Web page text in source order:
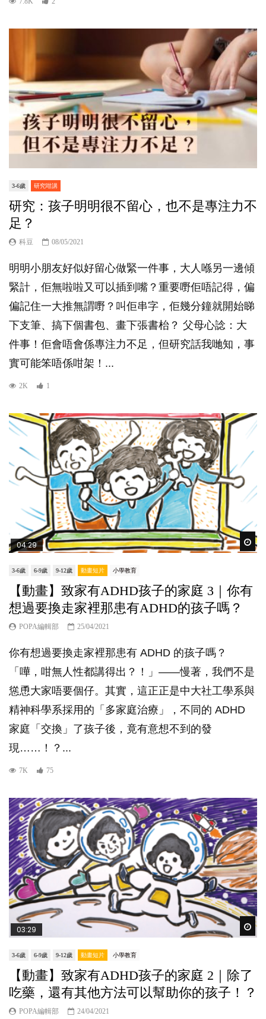
3-6歲 研究咁講
研究：孩子明明很不留心，也不是專注力不
足？
科豆 08/05/2021
明明小朋友好似好留心做緊一件事，大人喺另一邊傾
緊計，佢無啦啦又可以插到嘴？重要嘢佢唔記得，偏
偏記住一大推無謂嘢？叫佢串字，佢幾分鐘就開始睇
下支筆、搞下個書包、畫下張書枱？ 父母心諗：大
件事！佢會唔會係專注力不足，但研究話我哋知，事
實可能笨唔係咁架！...
2K 1
04:29
3-6歲 6-9歲 9-12歲 動畫短片 小學教育
【動畫】致家有ADHD孩子的家庭 3｜你有
想過要換走家裡那患有ADHD的孩子嗎？
POPA編輯部 25/04/2021
你有想過要換走家裡那患有 ADHD 的孩子嗎？
「嘩，咁無人性都講得出？！」——慢著，我們不是
慫恿大家唔要個仔。其實，這正正是中大社工學系與
精神科學系採用的「多家庭治療​」，不同的 ADHD
家庭「交換」了孩子後，竟有意想不到的發
現……！？...
7K 75
03:29
3-6歲 6-9歲 9-12歲 動畫短片 小學教育
【動畫】致家有ADHD孩子的家庭 2｜除了
吃藥，還有其他方法可以幫助你的孩子！？
POPA編輯部 24/04/2021